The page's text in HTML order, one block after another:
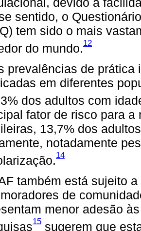
sentido, o
tem sido o mais
do mundo.12
prevalências de prática
em diferentes
dos adultos com
fator de risco para
13,7% dos
notadamente
14
também está sujeito
de
menor adesão
15 sugerem que